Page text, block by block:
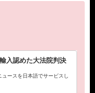
入認めた大法院判決
ースを日本語でサービスし